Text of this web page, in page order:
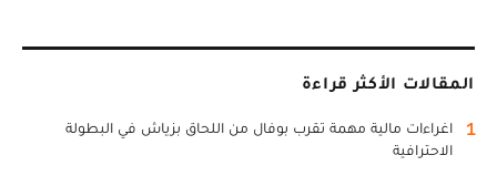
المقالات الأكثر قراءة
1
اغراءات مالية مهمة تقرب بوفال من اللحاق بزياش في البطولة
الاحترافية